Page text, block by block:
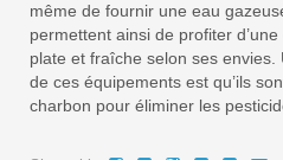
même de fournir une eau
permettent ainsi de profiter
plate et fraîche selon ses
de ces équipements est qu’ils
charbon pour éliminer les